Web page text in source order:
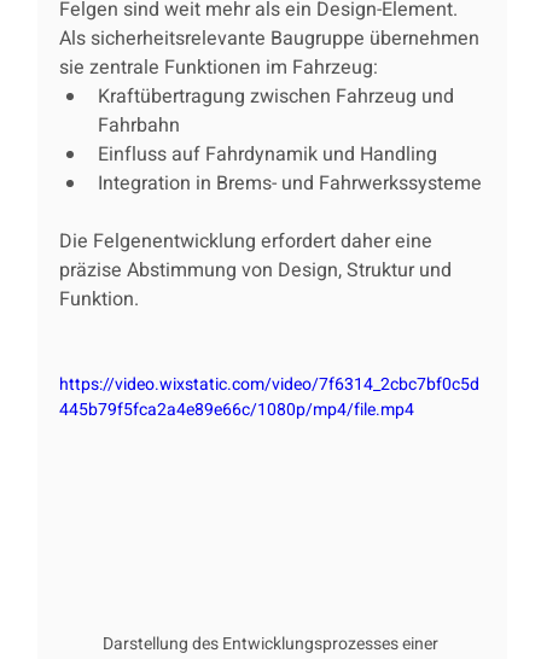
Felgen sind weit mehr als ein Design-Element.
Als sicherheitsrelevante Baugruppe übernehmen
sie zentrale Funktionen im Fahrzeug:
Kraftübertragung zwischen Fahrzeug und
Fahrbahn
Einfluss auf Fahrdynamik und Handling
Integration in Brems- und Fahrwerkssysteme
Die Felgenentwicklung erfordert daher eine
präzise Abstimmung von Design, Struktur und
Funktion.
https://video.wixstatic.com/video/7f6314_2cbc7bf0c5d
445b79f5fca2a4e89e66c/1080p/mp4/file.mp4
Darstellung des Entwicklungsprozesses einer